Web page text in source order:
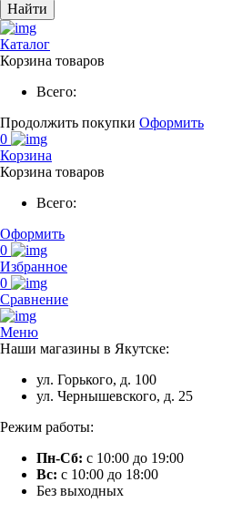
Найти
Каталог
Корзина товаров
Всего:
Продолжить покупки Оформить
0
Корзина
Корзина товаров
Всего:
Оформить
0
Избранное
0
Сравнение
Меню
Наши магазины в Якутске:
ул. Горького, д. 100
ул. Чернышевского, д. 25
Режим работы:
Пн-Сб: с 10:00 до 19:00
Вс: с 10:00 до 18:00
Без выходных